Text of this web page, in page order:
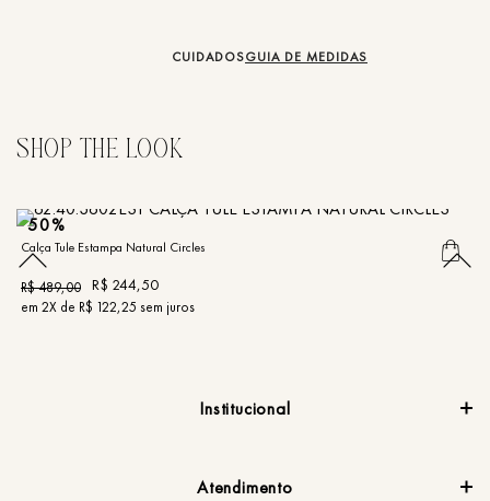
CUIDADOSGUIA DE MEDIDAS
50%
Calça Tule Estampa Natural Circles
R$489,00 R$ 244,50
em 2X de R$ 122,25 sem juros
Institucional
Atendimento